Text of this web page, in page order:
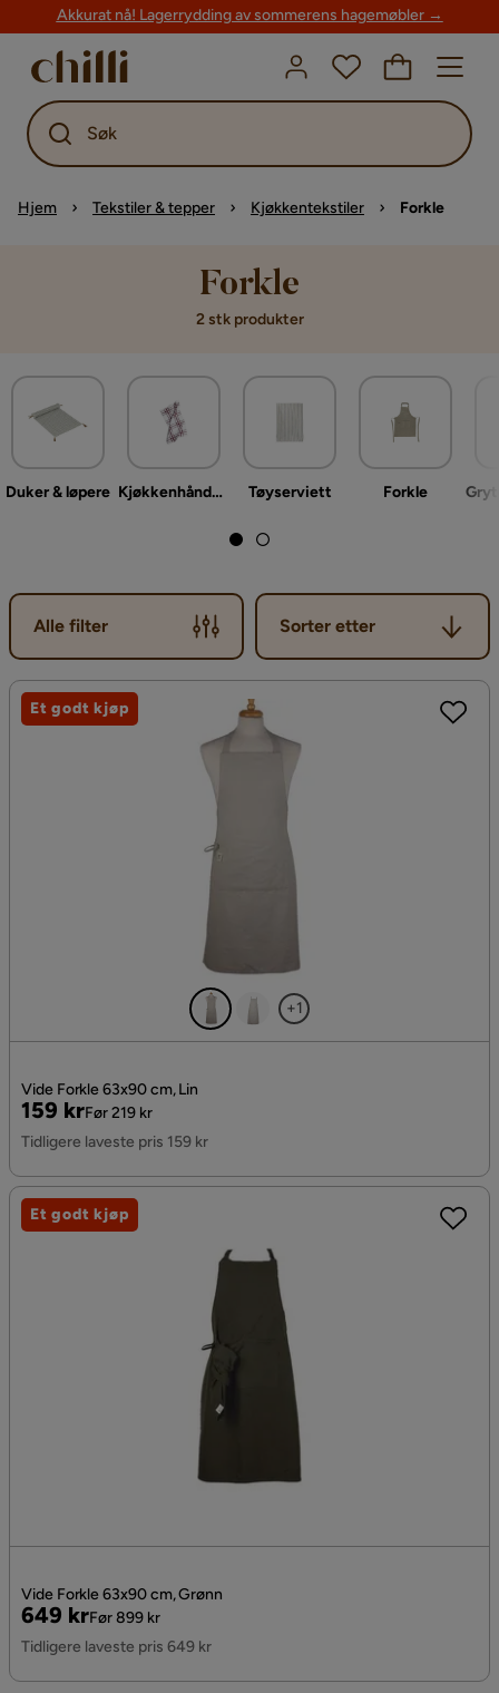
Akkurat nå! Lagerrydding av sommerens hagemøbler →
Søk
Hjem Tekstiler & tepper Kjøkkentekstiler Forkle
Forkle
2 stk produkter
Duker & løpere Kjøkkenhåndkle Tøyserviett Forkle
Alle filter
Sorter etter
Sorter etter
+1
Vide Forkle 63x90 cm, Lin
Pris
159 kr
Original
Pris
Før 219 kr
Tidligere laveste pris 159 kr
Et godt kjøp
Vide Forkle 63x90 cm, Grønn
Pris
649 kr
Original
Pris
Før 899 kr
Tidligere laveste pris 649 kr
Et godt kjøp